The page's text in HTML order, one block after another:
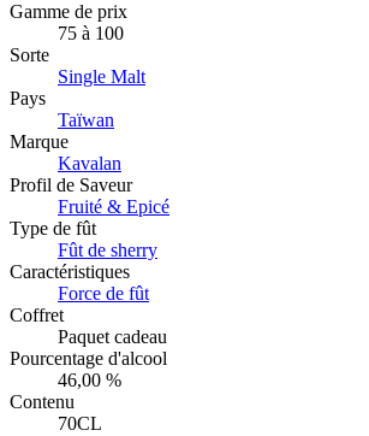
Gamme de prix
75 à 100
Sorte
Single Malt
Pays
Taïwan
Marque
Kavalan
Profil de Saveur
Fruité & Epicé
Type de fût
Fût de sherry
Caractéristiques
Force de fût
Coffret
Paquet cadeau
Pourcentage d'alcool
46,00 %
Contenu
70CL